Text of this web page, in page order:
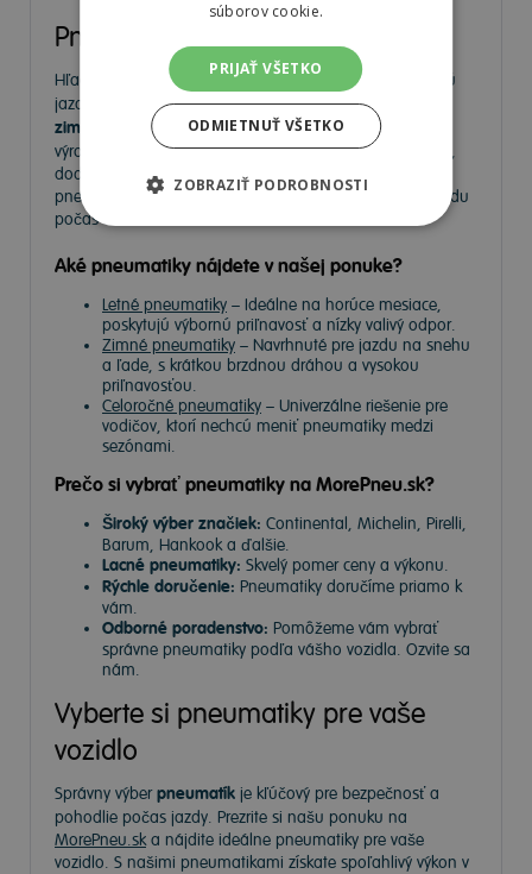
Pneumatiky
Hľadáte kvalitnépneumatiky pre bezpečnú a komfortnú
jazdu? Na
MorePneu.sknájdete široký výberletných,
zimných a celoročných pneumatíkod popredných
výrobcov. Ponúkame pneumatiky pre osobné autá, SUV,
dodávky aj úžitkové vozidlá. Vyberte si spoľahlivé
pneumatiky za výhodné ceny a užívajte si bezpečnú jazdu
počas celého roka.
Aké pneumatiky nájdete v našej ponuke?
Letné pneumatiky – Ideálne na horúce mesiace,
poskytujú výbornú priľnavosť a nízky valivý odpor.
Zimné pneumatiky – Navrhnuté pre jazdu na snehu
a ľade, s krátkou brzdnou dráhou a vysokou
priľnavosťou.
Celoročné pneumatiky – Univerzálne riešenie pre
vodičov, ktorí nechcú meniť pneumatiky medzi
sezónami.
Prečo si vybrať pneumatiky na MorePneu.sk?
Široký výber značiek: Continental, Michelin, Pirelli,
Barum, Hankook a ďalšie.
Lacné pneumatiky: Skvelý pomer ceny a výkonu.
Rýchle doručenie: Pneumatiky doručíme priamo k
vám.
Odborné poradenstvo: Pomôžeme vám vybrať
správne pneumatiky podľa vášho vozidla. Ozvite sa
nám.
Vyberte si pneumatiky pre vaše
vozidlo
Správny výberpneumatík je kľúčový pre bezpečnosť a
pohodlie počas jazdy. Prezrite si našu ponuku na
MorePneu.ska nájdite ideálne pneumatiky pre vaše
vozidlo. S našimi pneumatikami získate spoľahlivý výkon v
súborov cookie.
PRIJAŤ VŠETKO
ODMIETNUŤ VŠETKO
ZOBRAZIŤ PODROBNOSTI